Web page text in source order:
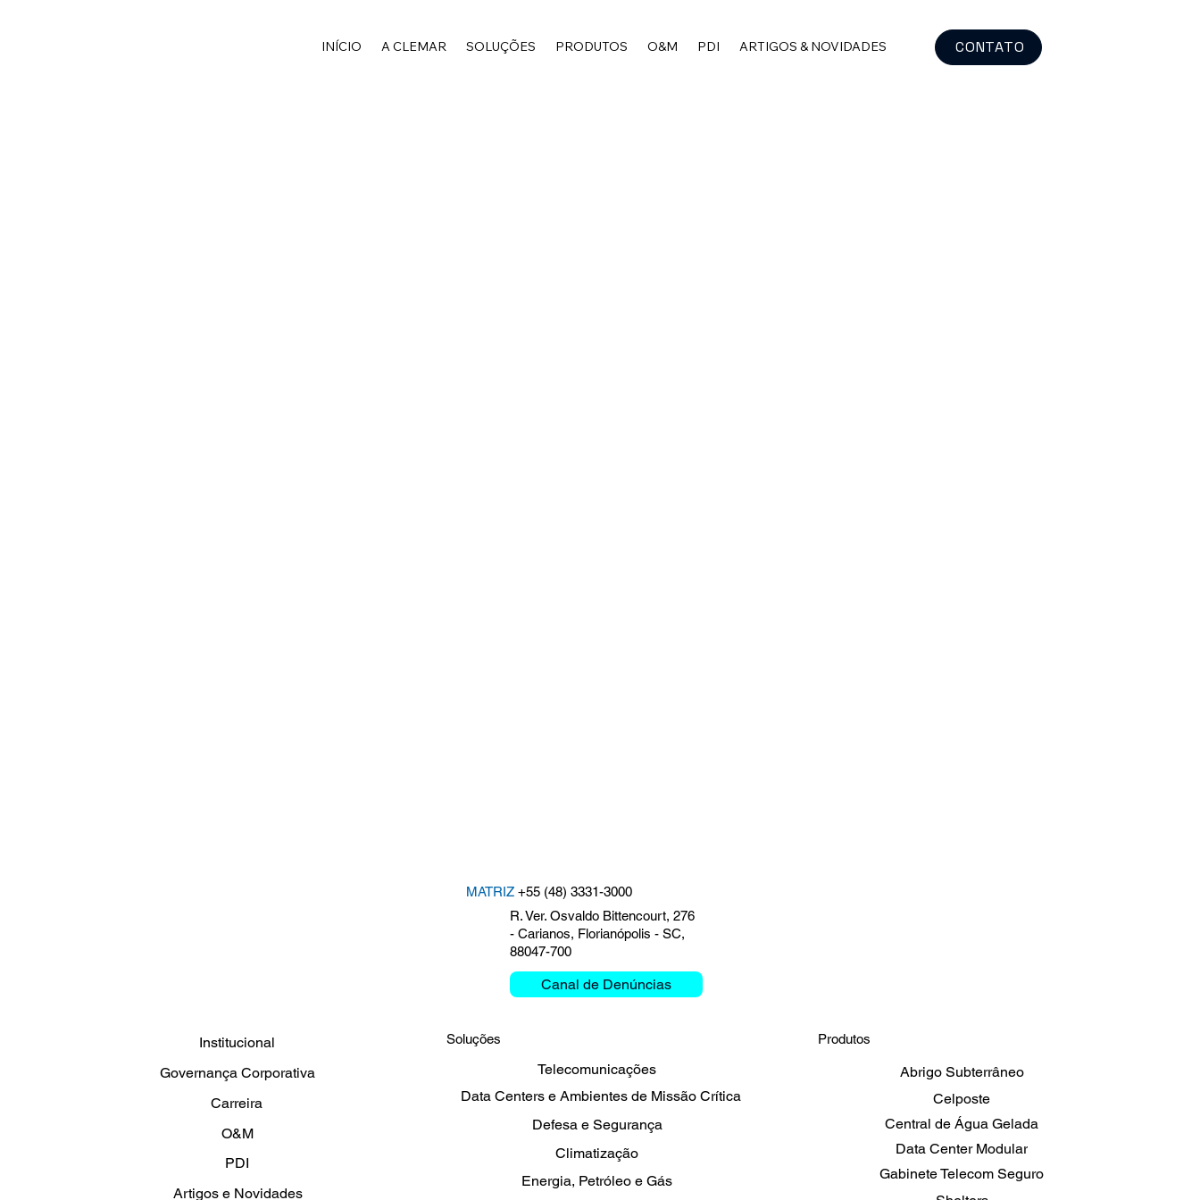
INÍCIO A CLEMAR SOLUÇÕES PRODUTOS O&M PDI ARTIGOS & NOVIDADES CONTATO
MATRIZ +55 (48) 3331-3000
R. Ver. Osvaldo Bittencourt, 276
- Carianos, Florianópolis - SC,
88047-700
Canal de Denúncias
Produtos
Abrigo Subterrâneo
Celposte
Central de Água Gelada
Data Center Modular
Gabinete Telecom Seguro
Soluções
Telecomunicações
Data Centers e Ambientes de Missão Crítica
Defesa e Segurança
Climatização
Energia, Petróleo e Gás
Institucional
Governança Corporativa
Carreira
O&M
Artigos e Novidades
PDI